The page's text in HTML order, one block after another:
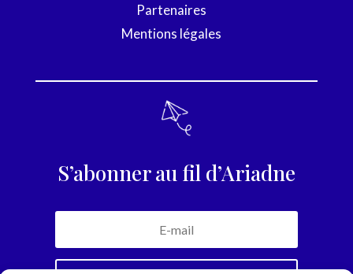
Partenaires
Mentions légales
S’abonner au fil d’Ariadne